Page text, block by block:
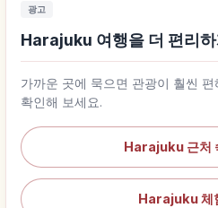
광고
Harajuku 여행을 더 편리하
가까운 곳에 묵으면 관광이 훨씬
확인해 보세요.
Harajuku 근처
Harajuku 체